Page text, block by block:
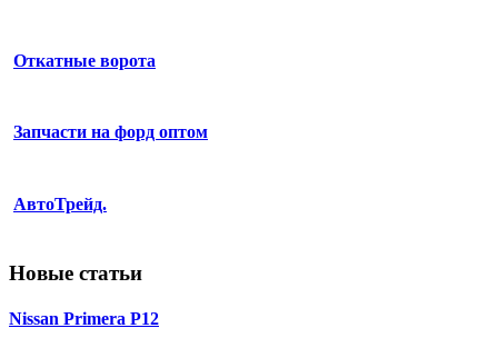
Откатные ворота
Запчасти на форд оптом
АвтоТрейд.
Новые статьи
Nissan Primera P12